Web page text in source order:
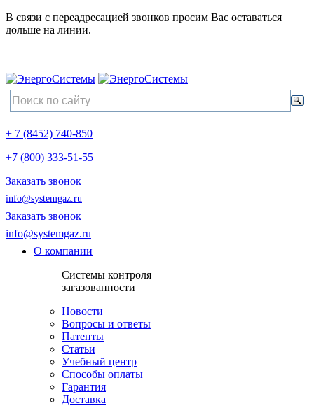
В связи с переадресацией звонков просим Вас оставаться
дольше на линии.
+ 7 (8452) 740-850
+7 (800) 333-51-55
Заказать звонок
info@systemgaz.ru
Заказать звонок
info@systemgaz.ru
О компании
Системы контроля
загазованности
Новости
Вопросы и ответы
Патенты
Статьи
Учебный центр
Способы оплаты
Гарантия
Доставка